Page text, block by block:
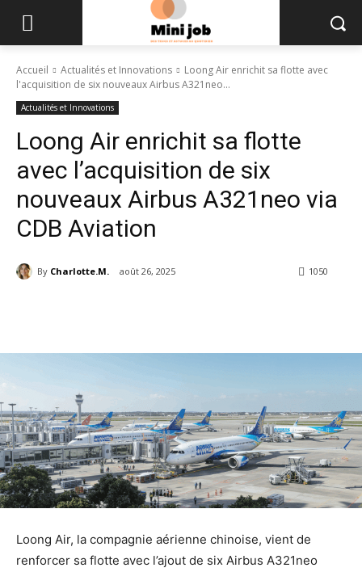
Accueil Actualités et Innovations
Loong Air enrichit sa flotte avec
l'acquisition de six nouveaux Airbus A321neo...
Actualités et Innovations
Loong Air enrichit sa flotte
avec l’acquisition de six
nouveaux Airbus A321neo via
CDB Aviation
By Charlotte.M. août 26, 2025 1050
Loong Air, la compagnie aérienne chinoise, vient de
renforcer sa flotte avec l’ajout de six Airbus A321neo